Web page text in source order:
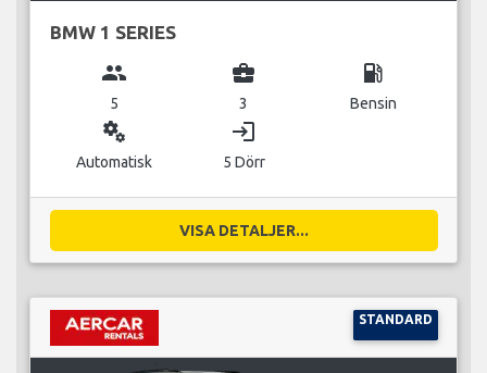
BMW 1 SERIES
group
5
business_center
3
local_gas_station
Bensin
miscellaneous_services
Automatisk
login
5 Dörr
VISA DETALJER...
STANDARD